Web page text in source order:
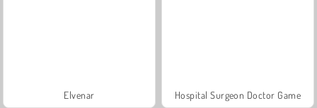
Elvenar Hospital Surgeon Doctor Game